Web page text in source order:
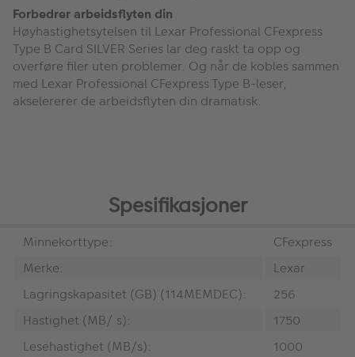
Forbedrer arbeidsflyten din
Høyhastighetsytelsen til Lexar Professional CFexpress
Type B Card SILVER Series lar deg raskt ta opp og
overføre filer uten problemer. Og når de kobles sammen
med Lexar Professional CFexpress Type B-leser,
akselererer de arbeidsflyten din dramatisk.
Spesifikasjoner
Minnekorttype:
CFexpress
Merke:
Lexar
Lagringskapasitet (GB) (114MEMDEC):
256
Hastighet (MB/ s):
1750
Lesehastighet (MB/s):
1000